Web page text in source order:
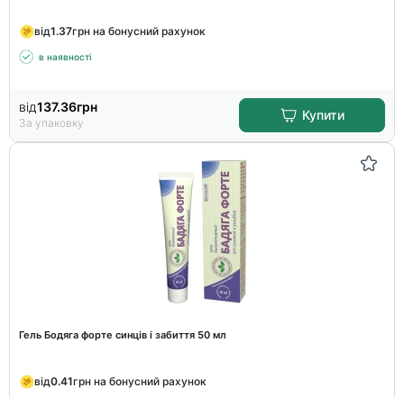
від1.37грн на бонусний рахунок
в наявності
від137.36грн
За упаковку
Купити
Гель Бодяга форте синців і забиття 50 мл
від0.41грн на бонусний рахунок